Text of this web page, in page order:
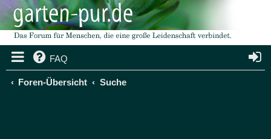
FAQ
Foren-Übersicht Suche